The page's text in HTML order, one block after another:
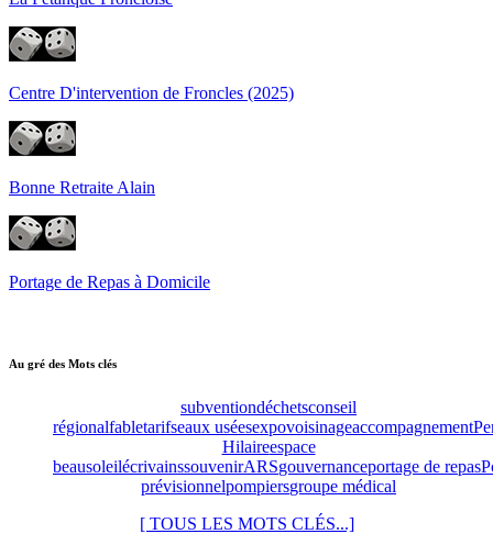
Centre D'intervention de Froncles (2025)
Bonne Retraite Alain
Portage de Repas à Domicile
Au gré des Mots clés
subventiondéchetsconseil
régionalfabletarifseaux uséesexpovoisinageaccompagnement
Hilaireespace
beausoleilécrivainssouvenirARSgouvernanceportage de repas
prévisionnelpompiersgroupe médical
[ TOUS LES MOTS CLÉS...]